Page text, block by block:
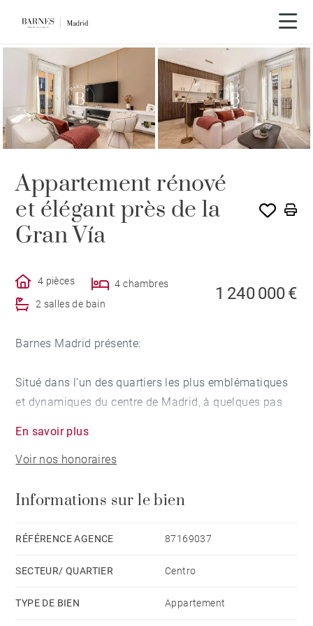
Appartement rénové
et élégant près de la
Gran Vía
4 pièces
4 chambres
2 salles de bain
1 240 000 €
Barnes Madrid présente:
Situé dans l’un des quartiers les plus emblématiques
et dynamiques du centre de Madrid, à quelques pas
rénové incarne parfaitement l’alliance entre design
contemporain, fonctionnalité et sophistication
trois salles de bains complètes, conçues avec soin
pour une vie familiale ou un investissement haut de
gamme. Il comprend également une place de parking
En savoir plus
Voir nos honoraires
Informations sur le bien
RÉFÉRENCE AGENCE 87169037
SECTEUR/ QUARTIER Centro
TYPE DE BIEN Appartement